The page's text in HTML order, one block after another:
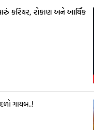
કરિયર, રોકાણ અને આર્થિક
ગાયબ..!